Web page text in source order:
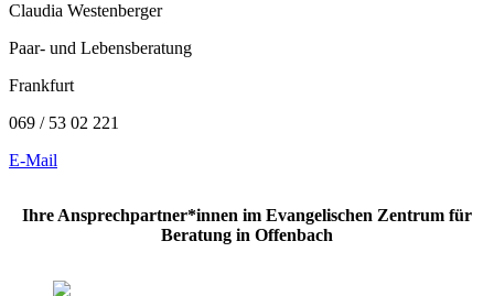
Claudia Westenberger
Paar- und Lebensberatung
Frankfurt
069 / 53 02 221
E-Mail
Ihre Ansprechpartner*innen im Evangelischen Zentrum für
Beratung in Offenbach